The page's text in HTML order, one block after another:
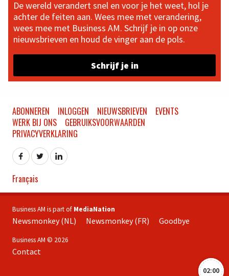
De wereld verandert snel en voor je het weet, hol je
achter de feiten aan. Wees mee met verandering,
wees mee met Business AM. Schrijf je in op onze
nieuwsbrieven en houd de vinger aan de pols.
Schrijf je in
02:00
ABONNEREN INLOGGEN NIEUWSBRIEVEN
EVENTS
WERK BIJ ONS
GEBRUIKSVOORWAARDEN
PRIVACYVERKLARING
Français
Business AM is part of MediaNation
Newsmonkey (NL) Newsmonkey (FR) Goodbye
Business AM © 2026
Contact